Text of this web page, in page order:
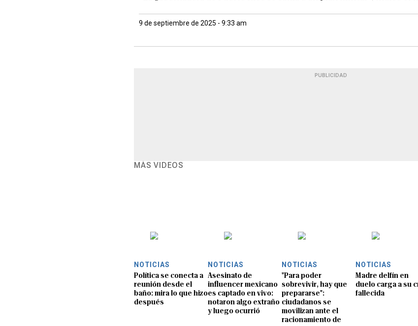
9 de septiembre de 2025 - 9:33 am
PUBLICIDAD
MÁS VIDEOS
NOTICIAS
Política se conecta a
reunión desde el
baño: mira lo que hizo
después
NOTICIAS
Asesinato de
influencer mexicano
es captado en vivo:
notaron algo extraño
y luego ocurrió
NOTICIAS
"Para poder
sobrevivir, hay que
prepararse":
ciudadanos se
movilizan ante el
racionamiento de
NOTICIAS
Madre delfín en
duelo carga a su
fallecida